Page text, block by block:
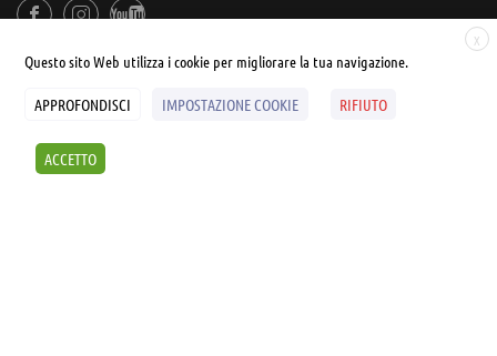
Sintesi e liberatorie
X
Questo sito Web utilizza i cookie per migliorare la tua navigazione.
APPROFONDISCI IMPOSTAZIONE COOKIE RIFIUTO
ACCETTO